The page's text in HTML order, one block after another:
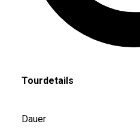
Tourdetails
Dauer